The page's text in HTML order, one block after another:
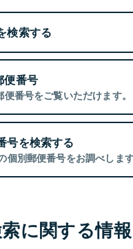
検索する
便番号
番号をご覧いただけます。
号を検索する
個別郵便番号をお調べします
に関する情報